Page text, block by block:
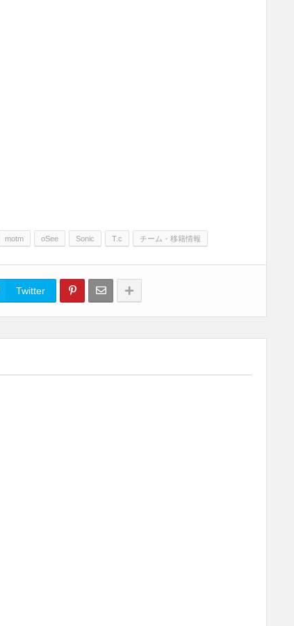
motm oSee Sonic T.c チーム・移籍情報
Twitter